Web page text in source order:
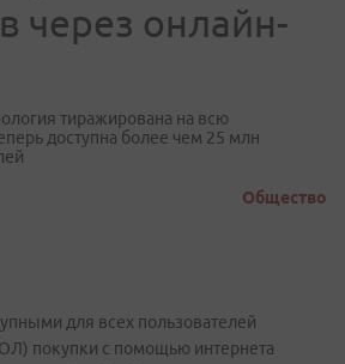
через онлайн-
тиражирована на всю
доступна более чем 25 млн
Общество
для всех пользователей
покупки с помощью интернета